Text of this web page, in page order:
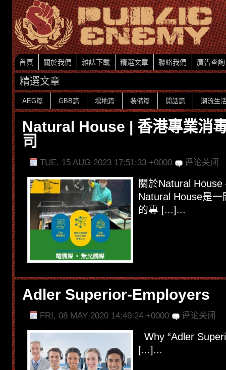
首頁 關於我們 雜誌下載 精選文章 聯絡我們 廣告查詢
精選文章
AEG篇 GBB篇 場地篇 裝備篇 閒話篇 潮流生
Natural House | 香港專業消
司
TUE, 15 AUG 2023 17:51:33 +0000 评论关闭
關於Natural
Natural House是
的專 [...]...
Adler Superior-Employers
FRI, 08 MAY 2020 14:49:24 +0000 评论关闭
Why “Adler
[...]...